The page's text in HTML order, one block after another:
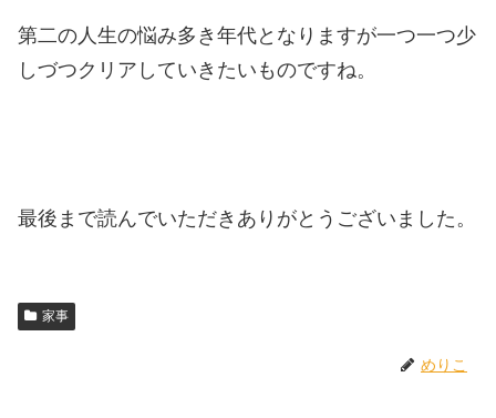
第二の人生の悩み多き年代となりますが一つ一つ少
しづつクリアしていきたいものですね。
最後まで読んでいただきありがとうございました。
家事
めりこ